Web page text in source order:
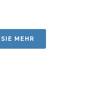
MEHR